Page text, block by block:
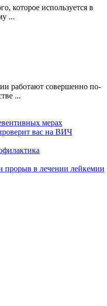
которое используется в
...
работают совершенно по-
...
мерах
вас на ВИЧ
прорыв в лечении лейкемии